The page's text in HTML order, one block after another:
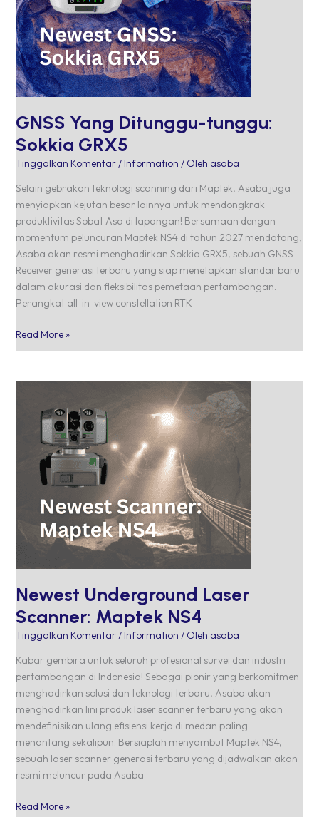
GNSS Yang Ditunggu-tunggu:
Sokkia GRX5
Tinggalkan Komentar/ Information / Oleh asaba
Selain gebrakan teknologi scanning dari Maptek, Asaba juga
menyiapkan kejutan besar lainnya untuk mendongkrak
produktivitas Sobat Asa di lapangan! Bersamaan dengan
momentum peluncuran Maptek NS4 di tahun 2027 mendatang,
Asaba akan resmi menghadirkan Sokkia GRX5, sebuah GNSS
Receiver generasi terbaru yang siap menetapkan standar baru
dalam akurasi dan fleksibilitas pemetaan pertambangan.
Perangkat all-in-view constellation RTK
Read More »
Newest Underground Laser
Scanner: Maptek NS4
Tinggalkan Komentar/ Information / Oleh asaba
Kabar gembira untuk seluruh profesional survei dan industri
pertambangan di Indonesia! Sebagai pionir yang berkomitmen
menghadirkan solusi dan teknologi terbaru, Asaba akan
menghadirkan lini produk laser scanner terbaru yang akan
mendefinisikan ulang efisiensi kerja di medan paling
menantang sekalipun. Bersiaplah menyambut Maptek NS4,
sebuah laser scanner generasi terbaru yang dijadwalkan akan
resmi meluncur pada Asaba
Scanner:
Maptek
Read More »